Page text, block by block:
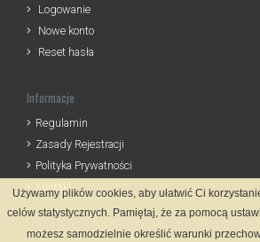
Logowanie
Nowe konto
Reset hasła
Informacje
Regulamin
Zasady Rejestracji
Polityka Prywatności
Kontakt
Język
Używamy plików cookies, aby ułatwić Ci
celów statystycznych. Pamiętaj, że za pomocą
możesz samodzielnie określić warunki